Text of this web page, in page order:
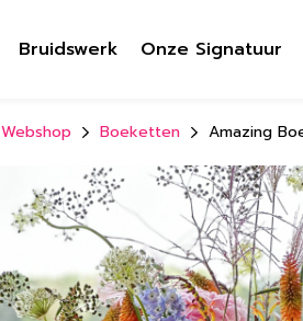
Bruidswerk Onze Signatuur
Webshop Boeketten Amazing